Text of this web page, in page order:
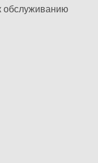
обслуживанию